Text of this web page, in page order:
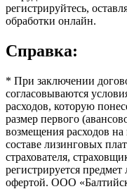
регистрируйтесь,
обработки онлайн.
Справка:
* При заключении
согласовываются
расходов, которую
размер первого
возмещения расходов
составе лизинговых
страхователя,
регистрируется
офертой. ООО